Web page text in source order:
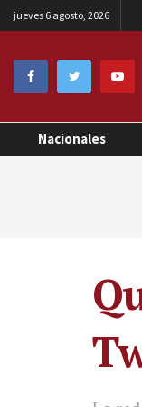
jueves 6 agosto, 2026
Nacionales